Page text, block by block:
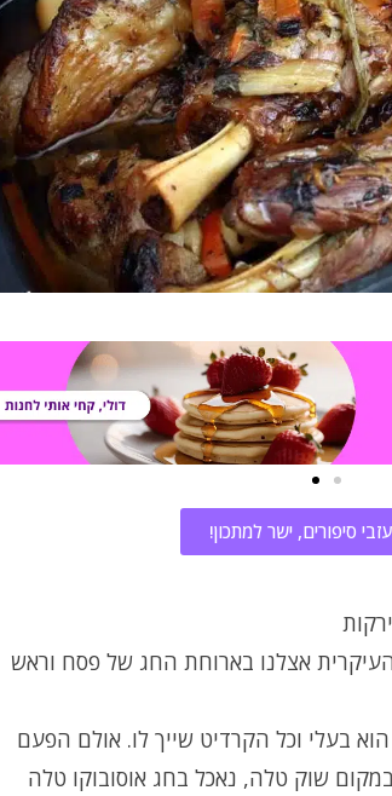
סיפורים, ישר למתכון!
אצלנו בארוחת החג של פסח וראש
בעלי וכל הקרדיט שייך לו. אולם הפעם
שוק טלה, נאכל בחג אוסובוקו טלה